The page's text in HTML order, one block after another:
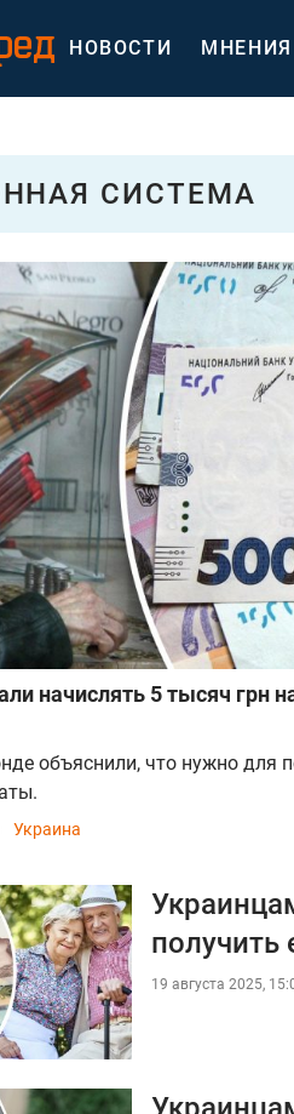
НОВОСТИ МНЕНИЯ
СИСТЕМА
начислять 5 тысяч грн
объяснили, что нужно для
Украина
получить
19 августа 2025,